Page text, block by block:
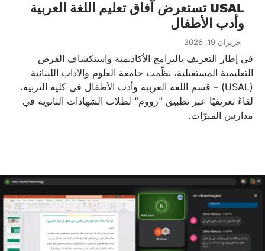
USAL تستعرض آفاق تعليم اللغة العربية
وأدب الأطفال
حزيران 19, 2026
في إطار التعريف بالبرامج الأكاديمية واستكشاف الفرص
التعليمية المستقبلية، نظّمت جامعة العلوم والآداب اللبنانية
(USAL) – قسم اللغة العربية وأدب الأطفال في كلية التربية،
لقاءً تعريفيًا عبر تطبيق "زووم" لطلاب الشهادات الثانوية في
مدارس المبرّات.